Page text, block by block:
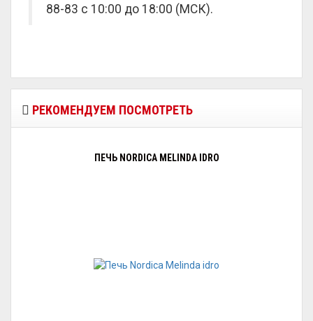
88-83 с 10:00 до 18:00 (МСК).
РЕКОМЕНДУЕМ ПОСМОТРЕТЬ
ПЕЧЬ NORDICA MELINDA IDRO